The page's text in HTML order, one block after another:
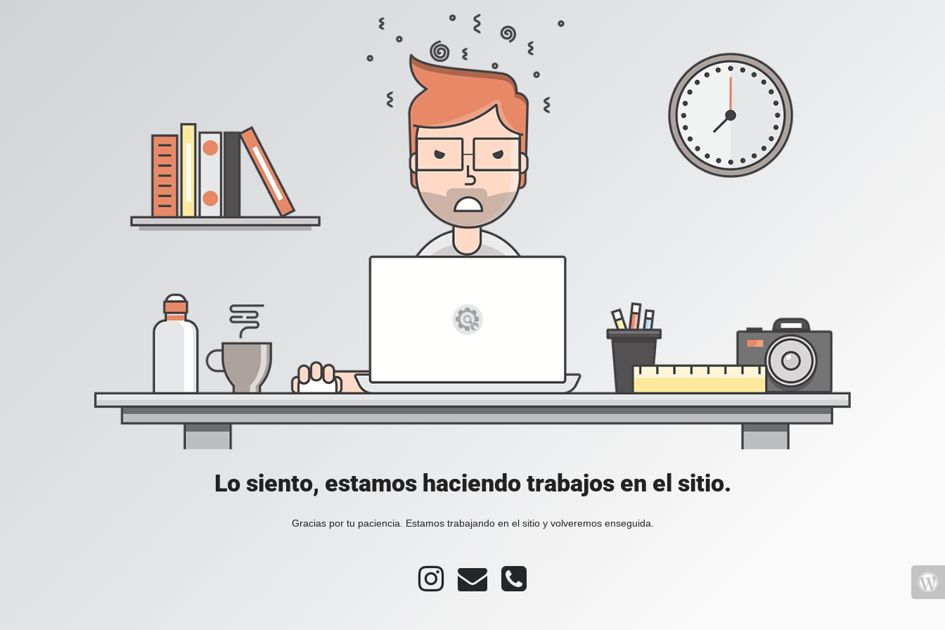
Lo siento, estamos haciendo trabajos en el sitio.
Gracias por tu paciencia. Estamos trabajando en el sitio y volveremos enseguida.